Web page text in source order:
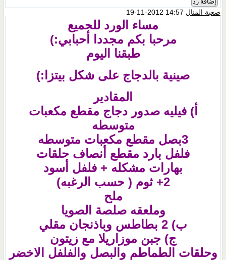
إضافة رد
صعبة المنال
مساء الورد للجميع
مرحبا بكم مجددا أحبابي:)
طبقنا اليوم
صينية بالدجاج على شكل بيتزا:)
المقادير
أ) فيليه صدور دجاج مقطع مكعبات
متوسطه
3بصل مقطع مكعبات متوسطه
فلفل بارد مقطع أنصاف حلقات
بهارات مشكله + فلفل أسود
2+ ثوم ( حسب الرغبه)
ملح
وملعقه صلصة الصويا
ب) 2 بطاطس وباذنجان مقلي
ج) جبن موزاريلا مع زيتون
وحلقات الطماطم والبصل والفلفل الاخضر